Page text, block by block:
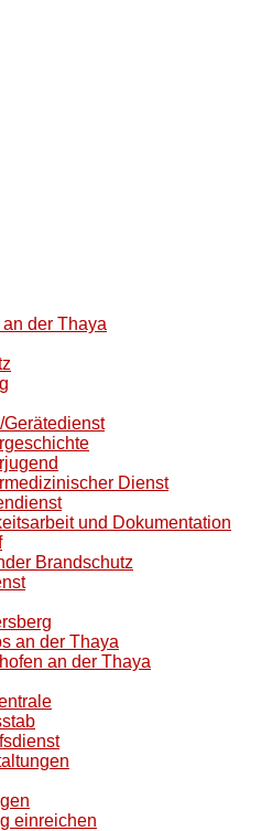
der Thaya
Gerätedienst
Dienst
und Dokumentation
Brandschutz
an der Thaya
an der Thaya
einreichen